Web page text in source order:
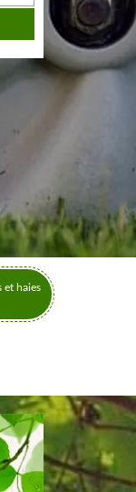
et haies